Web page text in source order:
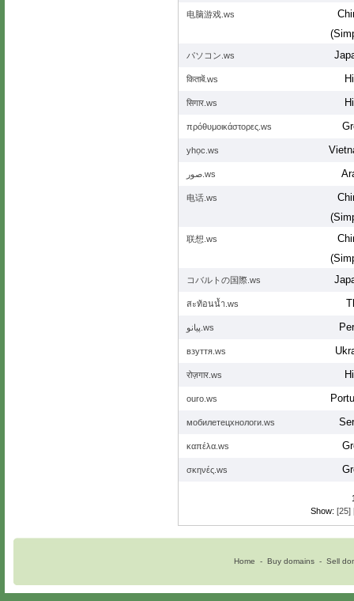
电脑游戏.ws
パソコン.ws
किताबें.ws
सिगार.ws
πρόθυμοικάστορες.ws
yhọc.ws
صور.ws
电话.ws
联想.ws
コバルトの国際.ws
สะท้อนน้ำ.ws
پیانو.ws
взуття.ws
रोज़गार.ws
ouro.ws
мобилетецхнологи.ws
καπέλα.ws
σκηνές.ws
Show: [25]
Home - Buy domains - Sell